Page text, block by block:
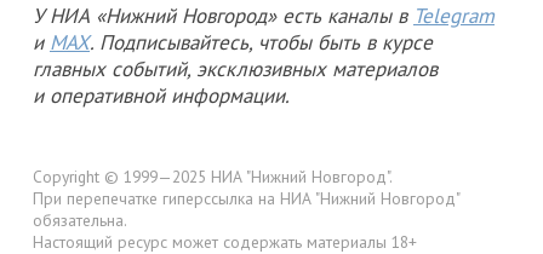
У НИА «Нижний Новгород» есть каналы в Telegram
и MAX. Подписывайтесь, чтобы быть в курсе
главных событий, эксклюзивных материалов
и оперативной информации.
Copyright © 1999—2025 НИА "Нижний Новгород".
При перепечатке гиперссылка на НИА "Нижний Новгород"
обязательна.
Настоящий ресурс может содержать материалы 18+